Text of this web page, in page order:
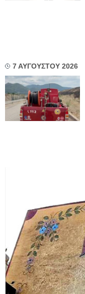
7 ΑΥΓΟΥΣΤΟΥ 2026